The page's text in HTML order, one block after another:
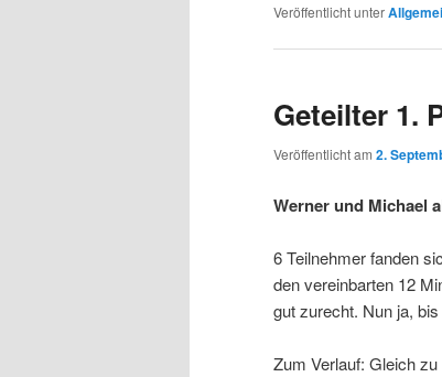
Veröffentlicht unter
Geteilter 1.
Veröffentlicht am 2.
Werner und Michael
6 Teilnehmer fanden
den vereinbarten 12
gut zurecht. Nun ja,
Zum Verlauf: Gleich